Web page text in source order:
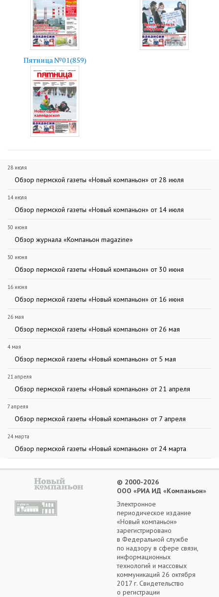
Пятница №01(859)
28 июля
Обзор пермской газеты «Новый компаньон» от 28 июля
14 июля
Обзор пермской газеты «Новый компаньон» от 14 июля
30 июня
Обзор журнала «Компаньон magazine»
30 июня
Обзор пермской газеты «Новый компаньон» от 30 июня
16 июня
Обзор пермской газеты «Новый компаньон» от 16 июня
26 мая
Обзор пермской газеты «Новый компаньон» от 26 мая
4 мая
Обзор пермской газеты «Новый компаньон» от 5 мая
21 апреля
Обзор пермской газеты «Новый компаньон» от 21 апреля
7 апреля
Обзор пермской газеты «Новый компаньон» от 7 апреля
24 марта
Обзор пермской газеты «Новый компаньон» от 24 марта
© 2000-2026
ООО «РИА ИД «Компаньон»
Электронное
периодическое издание
«Новый компаньон»
зарегистрировано
в Федеральной службе
по надзору в сфере связи,
информационных
технологий и массовых
коммуникаций 26 октября
2017 г. Свидетельство
о регистрации